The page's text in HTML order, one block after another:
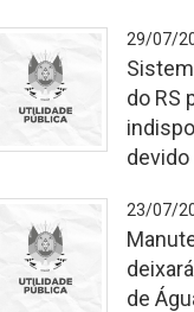
29/07/
do RS
23/07/
de